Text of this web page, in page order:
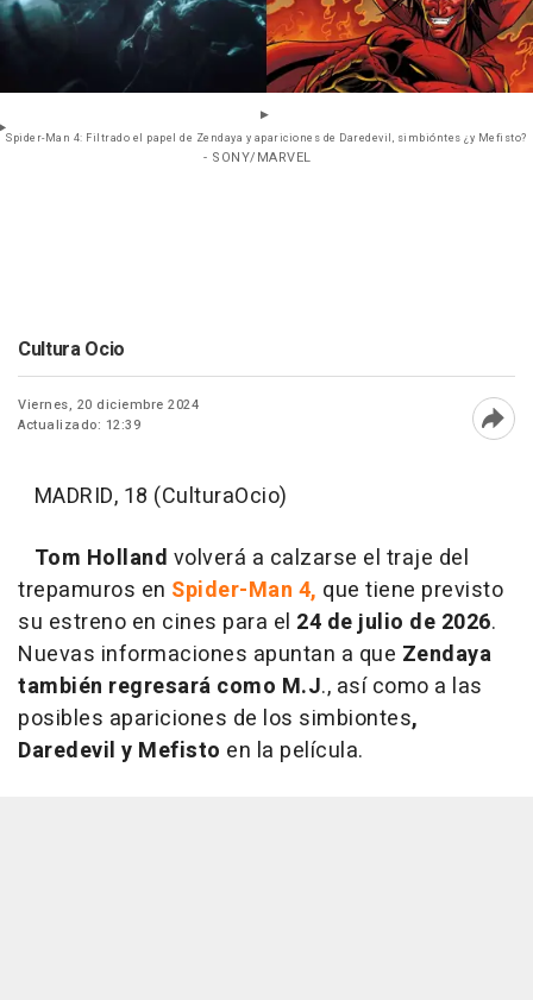
Spider-Man 4: Filtrado el papel de Zendaya y apariciones de Daredevil, simbióntes ¿y Mefisto?
- SONY/MARVEL
Cultura Ocio
Viernes, 20 diciembre 2024
Actualizado: 12:39
MADRID, 18 (CulturaOcio)
Tom Holland volverá a calzarse el traje del
trepamuros en Spider-Man 4, que tiene previsto
su estreno en cines para el 24 de julio de 2026.
Nuevas informaciones apuntan a que Zendaya
también regresará como M.J., así como a las
posibles apariciones de los simbiontes,
Daredevil y Mefisto en la película.